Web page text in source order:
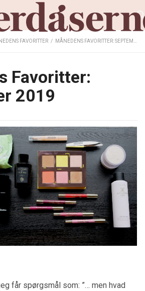
FAVORITTER / MÅNEDENS FAVORITTER: SEPTEMBER 2019
Favoritter:
2019
får spørgsmål som: ”… men hvad